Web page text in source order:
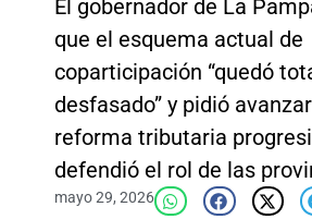
El gobernador de La
que el esquema actual de
coparticipación “quedó
desfasado” y pidió
reforma tributaria
defendió el rol de las
mayo 29, 2026